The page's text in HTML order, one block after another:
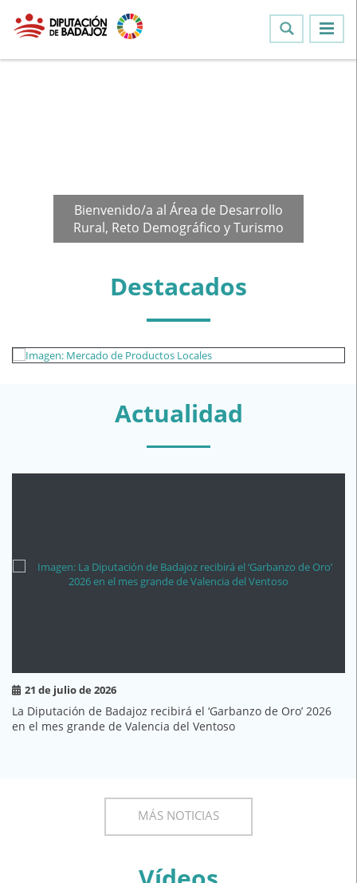
Bienvenido/a al Área de Desarrollo
Rural, Reto Demográfico y Turismo
Destacados
Actualidad
21 de julio de 2026
La Diputación de Badajoz recibirá el ‘Garbanzo de Oro’ 2026
en el mes grande de Valencia del Ventoso
MÁS NOTICIAS